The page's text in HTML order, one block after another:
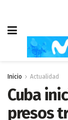
Inicio Actualidad
Cuba
presos